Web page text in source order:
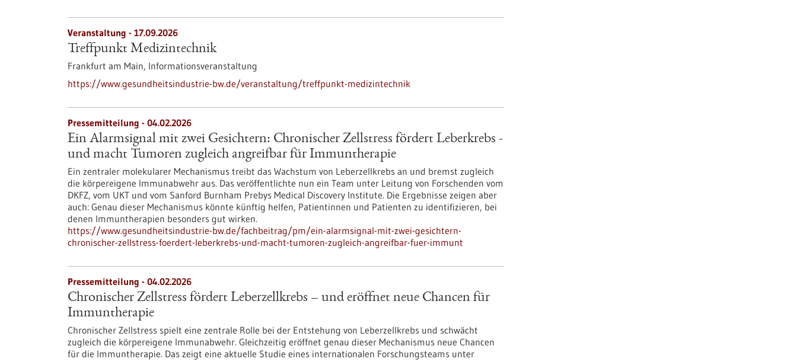
Veranstaltung - 17.09.2026
Treffpunkt Medizintechnik
Frankfurt am Main, Informationsveranstaltung
https://www.gesundheitsindustrie-bw.de/veranstaltung/treffpunkt-medizintechnik
Pressemitteilung - 04.02.2026
Ein Alarmsignal mit zwei Gesichtern: Chronischer Zellstress fördert Leberkrebs -
und macht Tumoren zugleich angreifbar für Immuntherapie
Ein zentraler molekularer Mechanismus treibt das Wachstum von Leberzellkrebs an und bremst zugleich
die körpereigene Immunabwehr aus. Das veröffentlichte nun ein Team unter Leitung von Forschenden vom
DKFZ, vom UKT und vom Sanford Burnham Prebys Medical Discovery Institute. Die Ergebnisse zeigen aber
auch: Genau dieser Mechanismus könnte künftig helfen, Patientinnen und Patienten zu identifizieren, bei
denen Immuntherapien besonders gut wirken.
https://www.gesundheitsindustrie-bw.de/fachbeitrag/pm/ein-alarmsignal-mit-zwei-gesichtern-
chronischer-zellstress-foerdert-leberkrebs-und-macht-tumoren-zugleich-angreifbar-fuer-immunt
Pressemitteilung - 04.02.2026
Chronischer Zellstress fördert Leberzellkrebs – und eröffnet neue Chancen für
Immuntherapie
Chronischer Zellstress spielt eine zentrale Rolle bei der Entstehung von Leberzellkrebs und schwächt
zugleich die körpereigene Immunabwehr. Gleichzeitig eröffnet genau dieser Mechanismus neue Chancen
für die Immuntherapie. Das zeigt eine aktuelle Studie eines internationalen Forschungsteams unter